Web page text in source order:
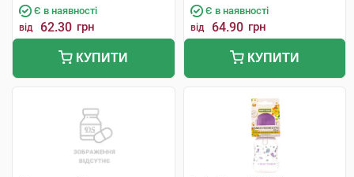
Є в наявності
від 62.30 грн
КУПИТИ
Є в наявності
від 64.90 грн
КУПИТИ